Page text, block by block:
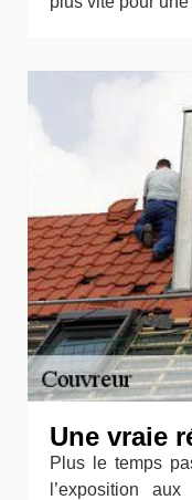
Une vraie
Plus le temps
l’exposition